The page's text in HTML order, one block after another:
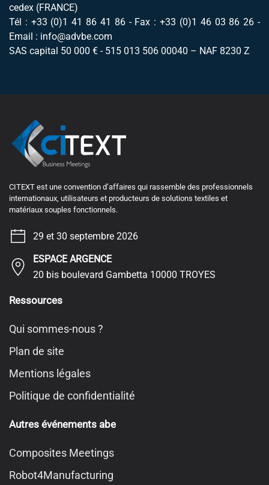
cedex (FRANCE)
Tél : +33 (0)1 41 86 41 86 - Fax : +33 (0)1 46 03 86 26 -
Email : info@advbe.com
SAS capital 50 000 € - 515 013 506 00040 – NAF 8230 Z
CITEXT est une convention d’affaires qui rassemble des professionnels
internationaux, utilisateurs et producteurs de solutions textiles et
matériaux souples fonctionnels.
29 et 30 septembre 2026
ESPACE ARGENCE
20 bis boulevard Gambetta 10000 TROYES
Ressources
Qui sommes-nous ?
Plan de site
Mentions légales
Politique de confidentialité
Autres événements abe
Composites Meetings
Robot4Manufacturing